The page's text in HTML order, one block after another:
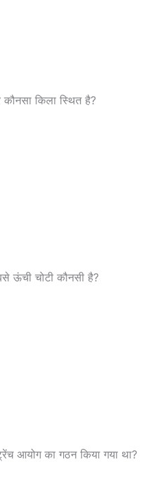
किला स्थित है?
ऊंची चोटी कौनसी है?
आयोग का गठन किया गया था?